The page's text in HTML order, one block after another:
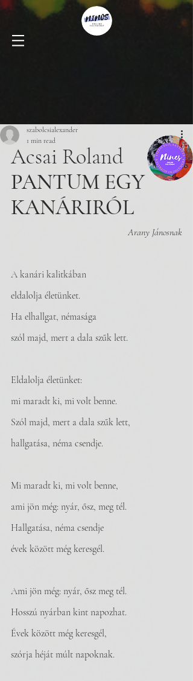
szabolcsialexander
1 min read
Acsai Roland
PANTUM EGY
KANÁRIRÓL
Arany Jánosnak
A kanári kalitkában
eldalolja életünket.
Ha elhallgat, némasága
szól majd, mert a dala szűk lett.
Eldalolja életünket:
mi maradt ki, mi volt benne.
Szól majd, mert a dala szűk lett,
hallgatása, néma csendje.
Mi maradt ki, mi volt benne,
ami jön még: nyár, ősz, meg tél.
Hallgatása, néma csendje
évek között még keresgél.
Ami jön még: nyár, ősz meg tél.
Hosszú nyárban kint napozhat.
Évek között még keresgél,
szórja héját múlt napoknak.